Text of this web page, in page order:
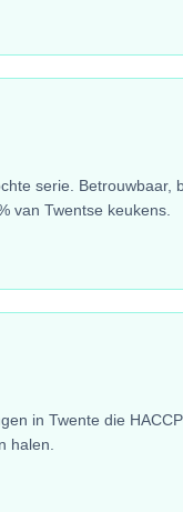
serie. Betrouwbaar,
van Twentse keukens.
in Twente die
halen.